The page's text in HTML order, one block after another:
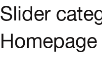
Slider
Homepage